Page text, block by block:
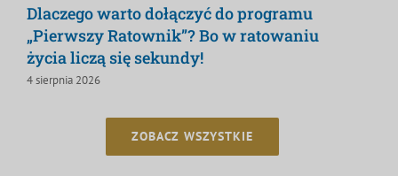
Dlaczego warto dołączyć do programu
„Pierwszy Ratownik”? Bo w ratowaniu
życia liczą się sekundy!
4 sierpnia 2026
ZOBACZ WSZYSTKIE